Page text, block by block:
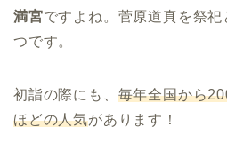
満宮ですよね。菅原道真を祭祀
つです。
初詣の際にも、 毎年全国から
ほどの人気があります！